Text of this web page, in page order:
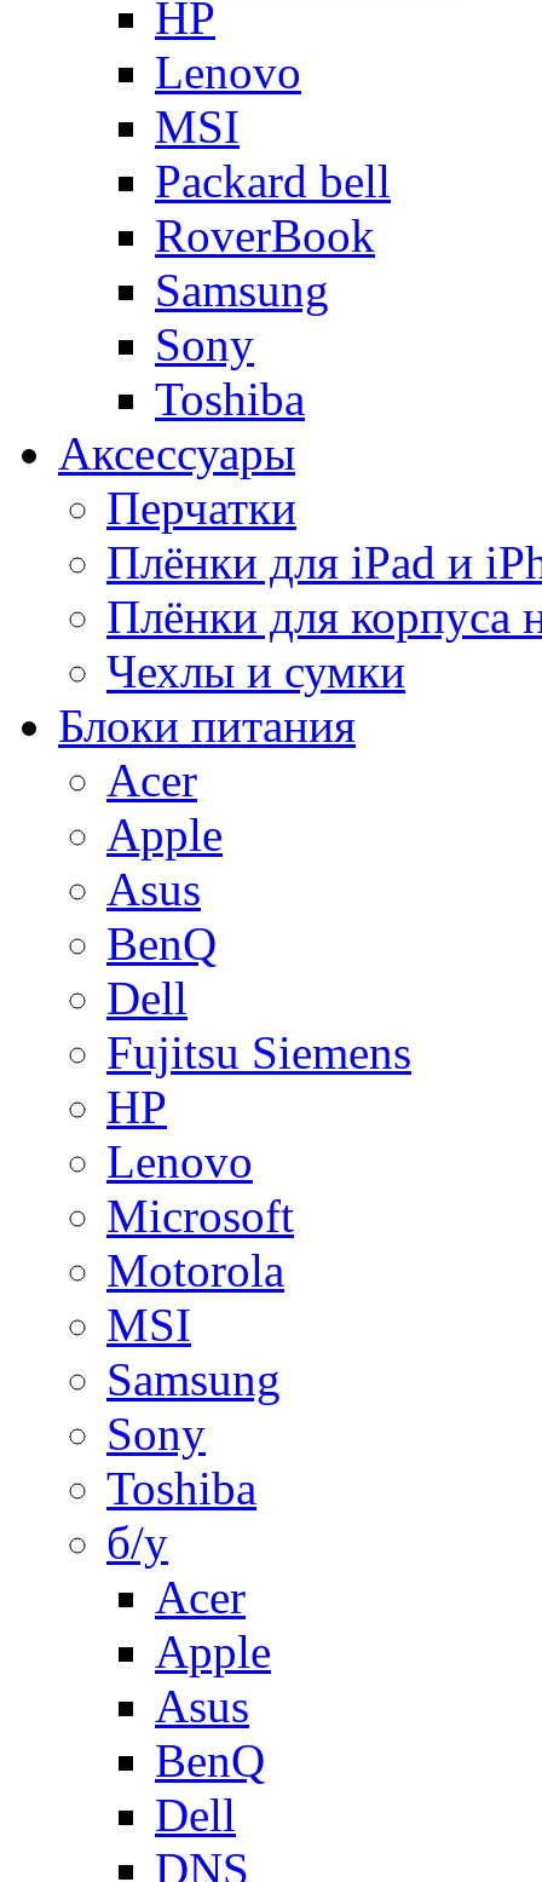
HP
Lenovo
MSI
Packard bell
RoverBook
Samsung
Sony
Toshiba
Аксессуары
Перчатки
Плёнки для iPad и
Плёнки для корпуса
Чехлы и сумки
Блоки питания
Acer
Apple
Asus
BenQ
Dell
Fujitsu Siemens
HP
Lenovo
Microsoft
Motorola
MSI
Samsung
Sony
Toshiba
б/у
Acer
Apple
Asus
BenQ
Dell
DNS